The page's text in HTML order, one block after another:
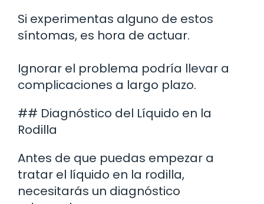
Si experimentas alguno de estos
síntomas, es hora de actuar.
Ignorar el problema podría llevar a
complicaciones a largo plazo.
## Diagnóstico del Líquido en la
Rodilla
Antes de que puedas empezar a
tratar el líquido en la rodilla,
necesitarás un diagnóstico